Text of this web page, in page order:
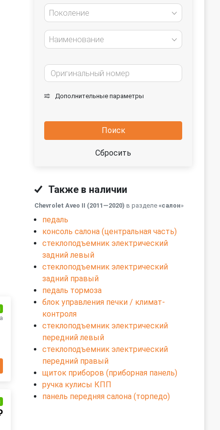
Поколение
Наименование
Дополнительные параметры
Поиск
Сбросить
Также в наличии
Chevrolet Aveo II (2011—2020) в разделе «салон»
педаль
консоль салона (центральная часть)
стеклоподъемник электрический
задний левый
стеклоподъемник электрический
задний правый
педаль тормоза
блок управления печки / климат-
контроля
стеклоподъемник электрический
передний левый
стеклоподъемник электрический
передний правый
щиток приборов (приборная панель)
ручка кулисы КПП
панель передняя салона (торпедо)